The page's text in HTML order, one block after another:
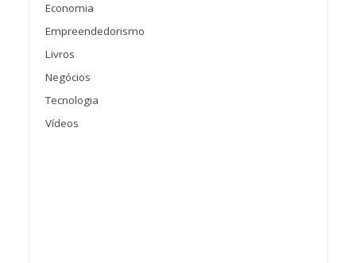
Economia
Empreendedorismo
Livros
Negócios
Tecnologia
Vídeos